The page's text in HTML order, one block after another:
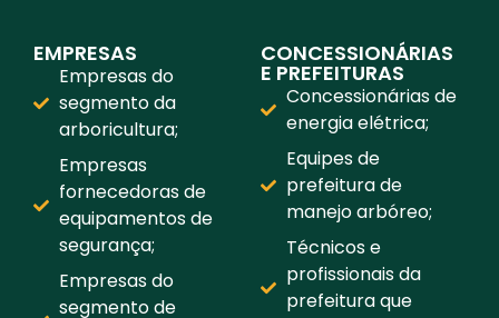
EMPRESAS
Empresas do
segmento da
arboricultura;
Empresas
fornecedoras de
equipamentos de
segurança;
Empresas do
segmento de
CONCESSIONÁRIAS
E PREFEITURAS
Concessionárias de
energia elétrica;
Equipes de
prefeitura de
manejo arbóreo;
Técnicos e
profissionais da
prefeitura que